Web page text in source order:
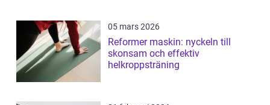
05 mars 2026
Reformer maskin: nyckeln till
skonsam och effektiv
helkroppsträning